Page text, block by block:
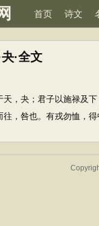
首页 诗文
·全文
夬；君子以施禄及下
咎也。有戎勿恤，得